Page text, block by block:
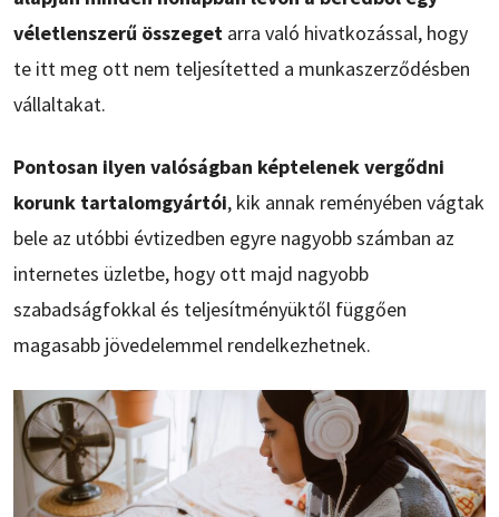
véletlenszerű összeget arra való hivatkozással, hogy
te itt meg ott nem teljesítetted a munkaszerződésben
vállaltakat.
Pontosan ilyen valóságban képtelenek vergődni
korunk tartalomgyártói, kik annak reményében vágtak
bele az utóbbi évtizedben egyre nagyobb számban az
internetes üzletbe, hogy ott majd nagyobb
szabadságfokkal és teljesítményüktől függően
magasabb jövedelemmel rendelkezhetnek.